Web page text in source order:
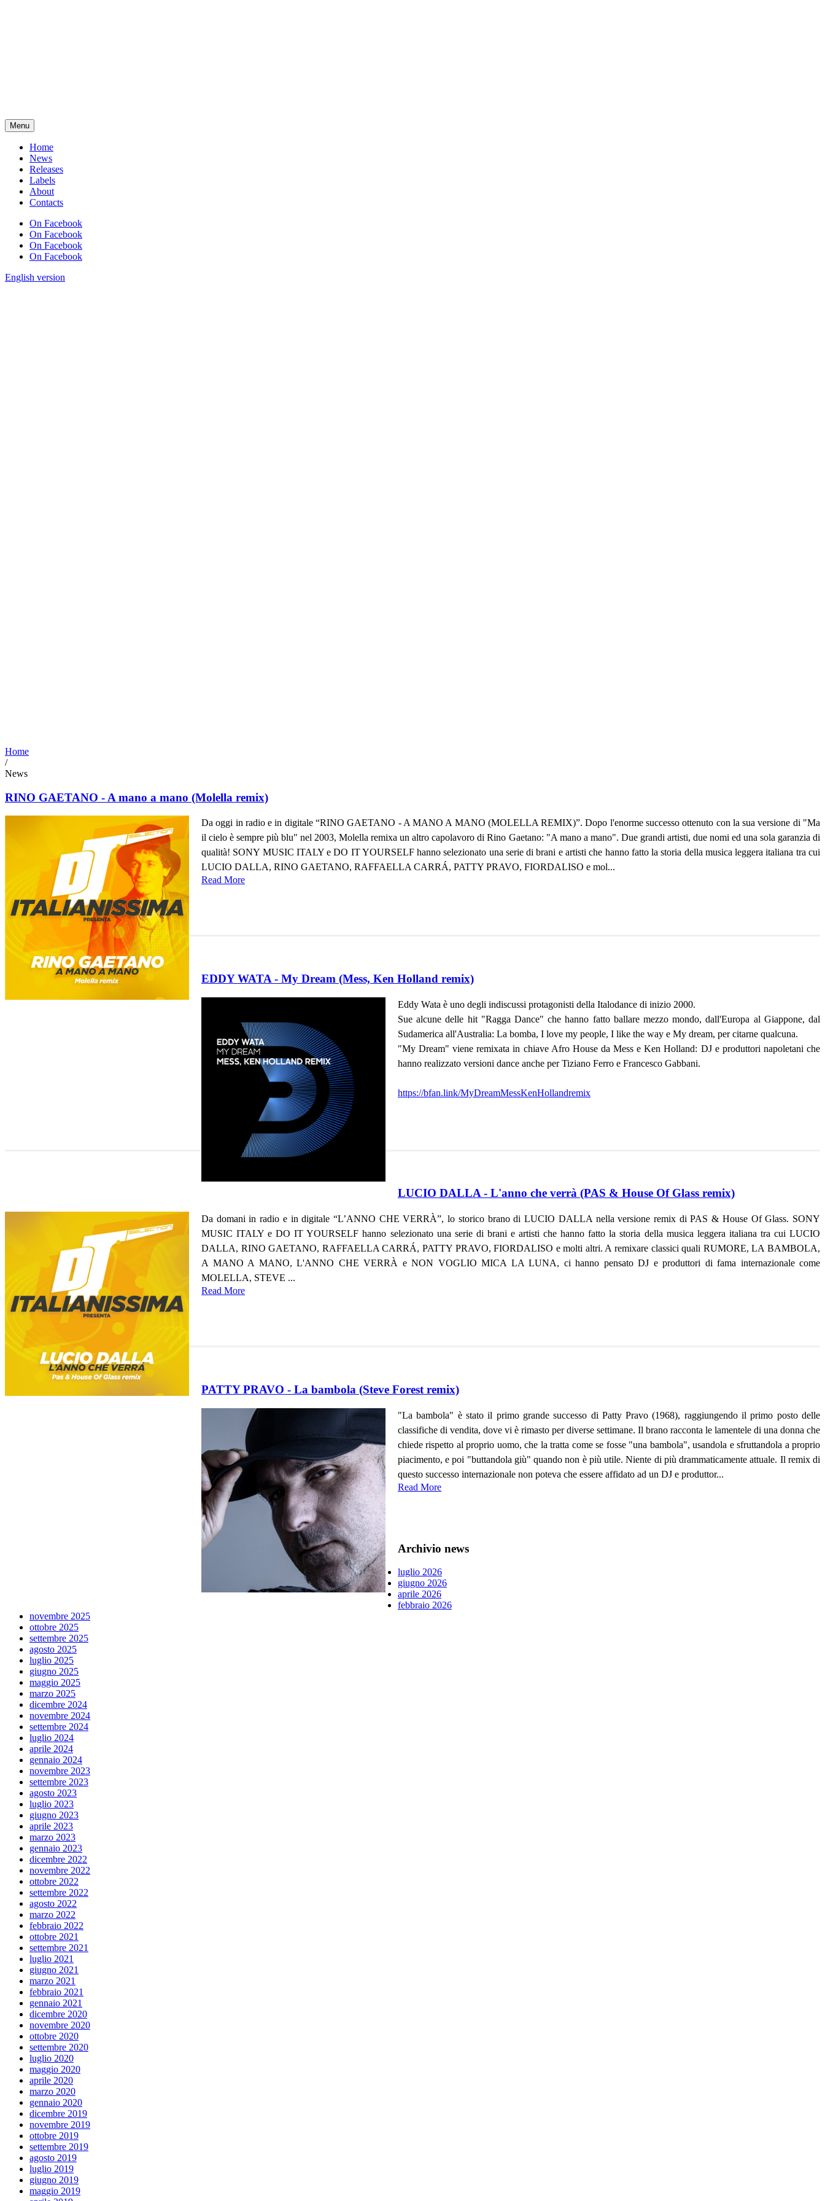
Menu
Home
News
Releases
Labels
About
Contacts
On Facebook
On Facebook
On Facebook
On Facebook
English version
Home
/
News
RINO GAETANO - A mano a mano (Molella remix)
Da oggi in radio e in digitale “RINO GAETANO - A MANO A MANO (MOLELLA REMIX)”. Dopo l'enorme successo ottenuto con la sua versione di "Ma
il cielo è sempre più blu" nel 2003, Molella remixa un altro capolavoro di Rino Gaetano: "A mano a mano". Due grandi artisti, due nomi ed una sola garanzia di
qualità! SONY MUSIC ITALY e DO IT YOURSELF hanno selezionato una serie di brani e artisti che hanno fatto la storia della musica leggera italiana tra cui
LUCIO DALLA, RINO GAETANO, RAFFAELLA CARRÁ, PATTY PRAVO, FIORDALISO e mol...
Read More
EDDY WATA - My Dream (Mess, Ken Holland remix)
Eddy Wata è uno degli indiscussi protagonisti della Italodance di inizio 2000.
Sue alcune delle hit "Ragga Dance" che hanno fatto ballare mezzo mondo, dall'Europa al Giappone, dal
Sudamerica all'Australia: La bomba, I love my people, I like the way e My dream, per citarne qualcuna.
"My Dream" viene remixata in chiave Afro House da Mess e Ken Holland: DJ e produttori napoletani che
hanno realizzato versioni dance anche per Tiziano Ferro e Francesco Gabbani.
https://bfan.link/MyDreamMessKenHollandremix
LUCIO DALLA - L'anno che verrà (PAS & House Of Glass remix)
Da domani in radio e in digitale “L’ANNO CHE VERRÀ”, lo storico brano di LUCIO DALLA nella versione remix di PAS & House Of Glass. SONY
MUSIC ITALY e DO IT YOURSELF hanno selezionato una serie di brani e artisti che hanno fatto la storia della musica leggera italiana tra cui LUCIO
DALLA, RINO GAETANO, RAFFAELLA CARRÁ, PATTY PRAVO, FIORDALISO e molti altri. A remixare classici quali RUMORE, LA BAMBOLA,
A MANO A MANO, L'ANNO CHE VERRÀ e NON VOGLIO MICA LA LUNA, ci hanno pensato DJ e produttori di fama internazionale come
MOLELLA, STEVE ...
Read More
PATTY PRAVO - La bambola (Steve Forest remix)
"La bambola" è stato il primo grande successo di Patty Pravo (1968), raggiungendo il primo posto delle
classifiche di vendita, dove vi è rimasto per diverse settimane. Il brano racconta le lamentele di una donna che
chiede rispetto al proprio uomo, che la tratta come se fosse "una bambola", usandola e sfruttandola a proprio
piacimento, e poi "buttandola giù" quando non è più utile. Niente di più drammaticamente attuale. Il remix di
questo successo internazionale non poteva che essere affidato ad un DJ e produttor...
Read More
Archivio news
luglio 2026
giugno 2026
aprile 2026
febbraio 2026
novembre 2025
ottobre 2025
settembre 2025
agosto 2025
luglio 2025
giugno 2025
maggio 2025
marzo 2025
dicembre 2024
novembre 2024
settembre 2024
luglio 2024
aprile 2024
gennaio 2024
novembre 2023
settembre 2023
agosto 2023
luglio 2023
giugno 2023
aprile 2023
marzo 2023
gennaio 2023
dicembre 2022
novembre 2022
ottobre 2022
settembre 2022
agosto 2022
marzo 2022
febbraio 2022
ottobre 2021
settembre 2021
luglio 2021
giugno 2021
marzo 2021
febbraio 2021
gennaio 2021
dicembre 2020
novembre 2020
ottobre 2020
settembre 2020
luglio 2020
maggio 2020
aprile 2020
marzo 2020
gennaio 2020
dicembre 2019
novembre 2019
ottobre 2019
settembre 2019
agosto 2019
luglio 2019
giugno 2019
maggio 2019